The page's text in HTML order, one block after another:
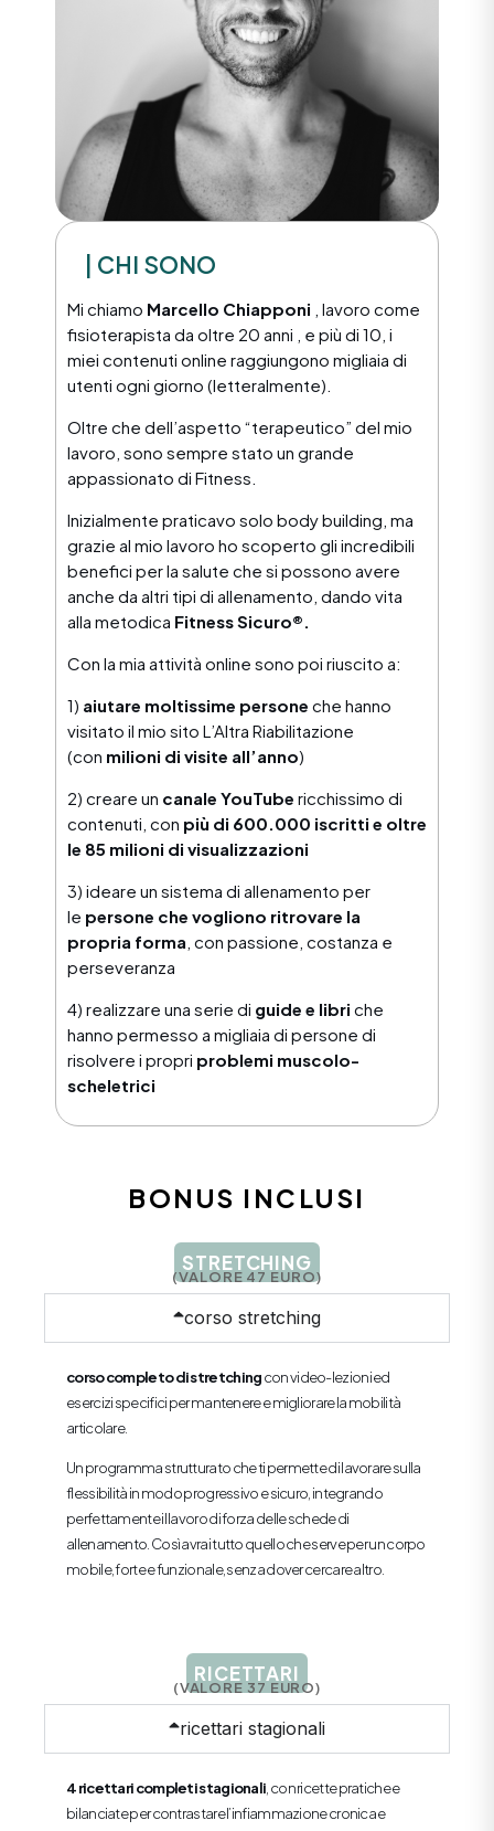
| CHI SONO
Mi chiamo Marcello Chiapponi , lavoro come
fisioterapista da oltre 20 anni , e più di 10, i
miei contenuti online raggiungono migliaia di
utenti ogni giorno (letteralmente).
Oltre che dell’aspetto “terapeutico” del mio
lavoro, sono sempre stato un grande
appassionato di Fitness.
Inizialmente praticavo solo body building, ma
grazie al mio lavoro ho scoperto gli incredibili
benefici per la salute che si possono avere
anche da altri tipi di allenamento, dando vita
alla metodica Fitness Sicuro®.
Con la mia attività online sono poi riuscito a:
1) aiutare moltissime persone che hanno
visitato il mio sito L’Altra Riabilitazione
(con milioni di visite all’anno)
2) creare un canale YouTube ricchissimo di
contenuti, con più di 600.000 iscritti e oltre
le 85 milioni di visualizzazioni
3) ideare un sistema di allenamento per
le persone che vogliono ritrovare la
propria forma , con passione, costanza e
perseveranza
4) realizzare una serie di guide e libri che
hanno permesso a migliaia di persone di
risolvere i propri problemi muscolo-
scheletrici
BONUS INCLUSI
STRETCHING
(VALORE 47 EURO)
corso stretching
corso completo di stretchingcon video-lezioni ed
esercizi specifici per mantenere e migliorare la mobilità
articolare.
Un programma strutturato che ti permette di lavorare sulla
flessibilità in modo progressivo e sicuro, integrando
perfettamente il lavoro di forza delle schede di
allenamento. Così avrai tutto quello che serve per un corpo
mobile, forte e funzionale, senza dover cercare altro.
RICETTARI
(VALORE 37 EURO)
ricettari stagionali
4 ricettari completi stagionali , con ricette pratiche e
bilanciate per contrastare l’infiammazione cronica e